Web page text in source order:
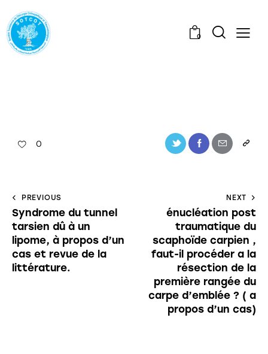
0
0
PREVIOUS
Syndrome du tunnel
tarsien dû à un
lipome, à propos d’un
cas et revue de la
littérature.
NEXT
énucléation post
traumatique du
scaphoïde carpien ,
faut-il procéder a la
résection de la
première rangée du
carpe d’emblée ? ( a
propos d’un cas)